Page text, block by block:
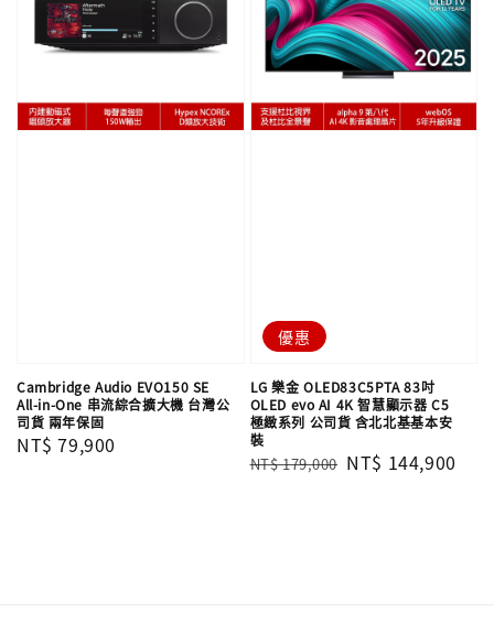
Cambridge Audio EVO150 SE
All-in-One 串流綜合擴大機 台灣公
司貨 兩年保固
Regular
NT$ 79,900
優惠
LG 樂金 OLED83C5PTA 83吋
OLED evo AI 4K 智慧顯示器 C5
極緻系列 公司貨 含北北基基本安
裝
Regular
NT$ 179,000 Sale
NT$ 144,900